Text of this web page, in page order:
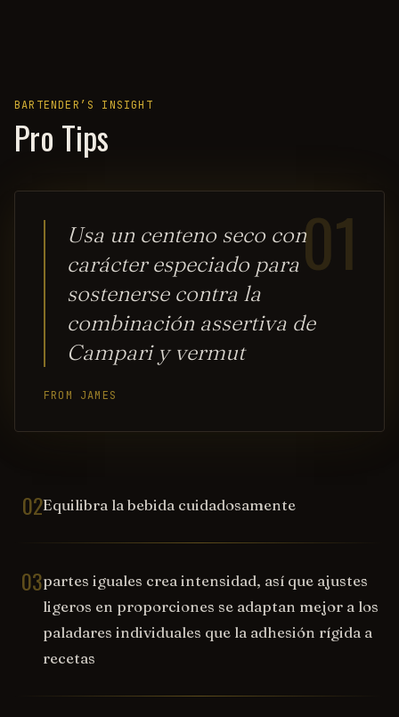
BARTENDER’S INSIGHT
Pro Tips
01
Usa un centeno seco con
carácter especiado para
sostenerse contra la
combinación assertiva de
Campari y vermut
FROM JAMES
02Equilibra la bebida cuidadosamente
03partes iguales crea intensidad, así que ajustes
ligeros en proporciones se adaptan mejor a los
paladares individuales que la adhesión rígida a
recetas